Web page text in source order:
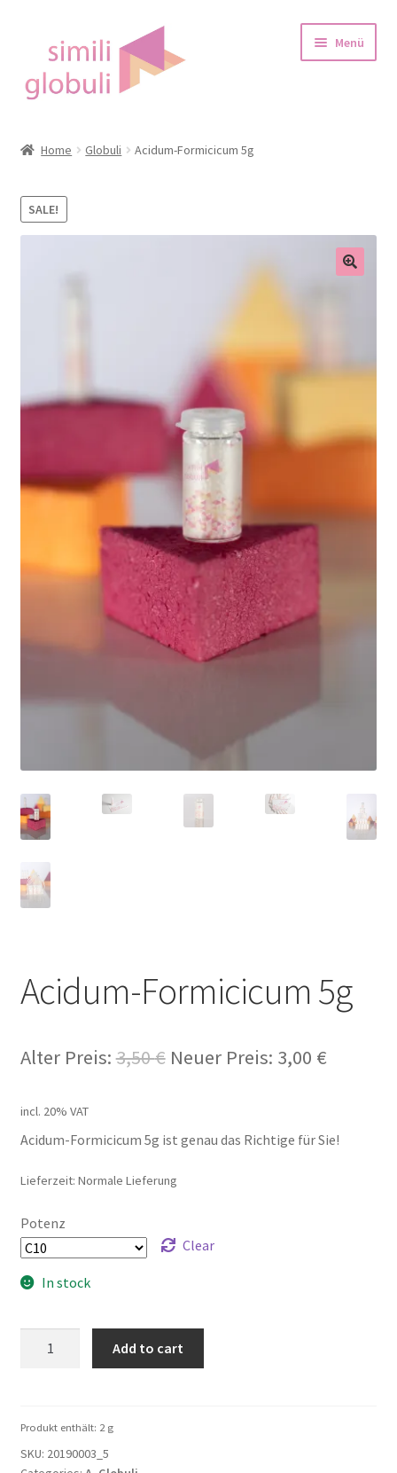
Navigation
springen
Inhalt
springen
Menü
Blog
Home Globuli Acidum-Formicicum 5g
SALE!
Acidum-Formicicum 5g
Alter Preis: 3,50€ Neuer Preis: 3,00 €
incl. 20% VAT
Acidum-Formicicum 5g ist genau das Richtige für Sie!
Lieferzeit: Normale Lieferung
Potenz
Clear
In stock
Add to cart
Produkt enthält: 2 g
SKU: 20190003_5